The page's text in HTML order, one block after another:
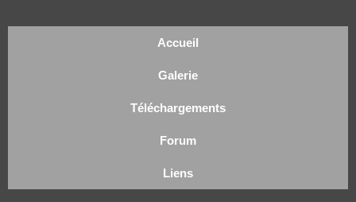
Accueil
Galerie
Téléchargements
Forum
Liens